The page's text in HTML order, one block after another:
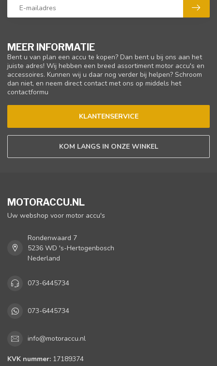
MEER INFORMATIE
Bent u van plan een accu te kopen? Dan bent u bij ons aan het
juiste adres! Wij hebben een breed assortiment motor accu's en
accessoires. Kunnen wij u daar nog verder bij helpen? Schroom
dan niet, en neem direct contact met ons op middels het
contactformu
KLANTENSERVICE
KOM LANGS IN ONZE WINKEL
MOTORACCU.NL
Uw webshop voor motor accu's
Rondenwaard 7
5236 WD 's-Hertogenbosch
Nederland
073-6445734
073-6445734
info@motoraccu.nl
KVK nummer: 17189374